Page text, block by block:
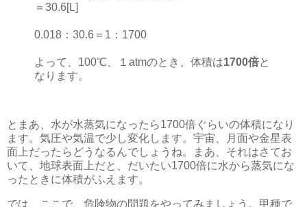
＝30.6[L]
0.018：30.6＝1：1700
よって、100℃、１atmのとき、体積は1700倍と
なります。
とまあ、水が水蒸気になったら1700倍ぐらいの体積になり
ます。気圧や気温で少し変化します。宇宙、月面や金星表
面上だったらどうなるんでしょうね。まあ、それはさてお
いて、地球表面上だと、だいたい1700倍に水から蒸気にな
ったときに体積がふえます。
では、ここで、危険物の問題をやってみましょう。甲種で